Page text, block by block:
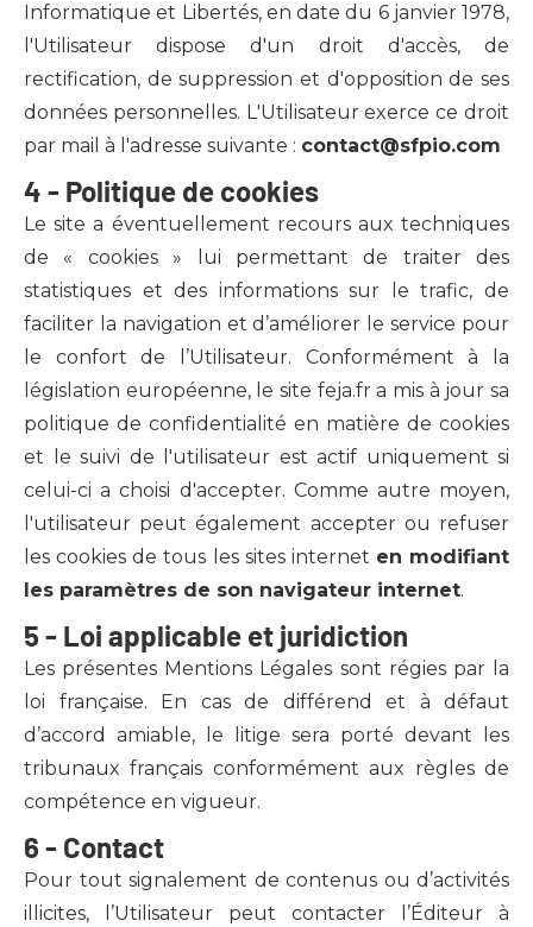
Informatique et Libertés, en date du 6 janvier 1978,
l'Utilisateur dispose d'un droit d'accès, de
rectification, de suppression et d'opposition de ses
données personnelles. L'Utilisateur exerce ce droit
par mail à l'adresse suivante : contact@sfpio.com
4 - Politique de cookies
Le site a éventuellement recours aux techniques
de « cookies » lui permettant de traiter des
statistiques et des informations sur le trafic, de
faciliter la navigation et d’améliorer le service pour
le confort de l’Utilisateur. Conformément à la
législation européenne, le site feja.fr a mis à jour sa
politique de confidentialité en matière de cookies
et le suivi de l'utilisateur est actif uniquement si
celui-ci a choisi d'accepter. Comme autre moyen,
l'utilisateur peut également accepter ou refuser
les cookies de tous les sites internet en modifiant
les paramètres de son navigateur internet.
5 - Loi applicable et juridiction
Les présentes Mentions Légales sont régies par la
loi française. En cas de différend et à défaut
d’accord amiable, le litige sera porté devant les
tribunaux français conformément aux règles de
compétence en vigueur.
6 - Contact
Pour tout signalement de contenus ou d’activités
illicites, l’Utilisateur peut contacter l’Éditeur à